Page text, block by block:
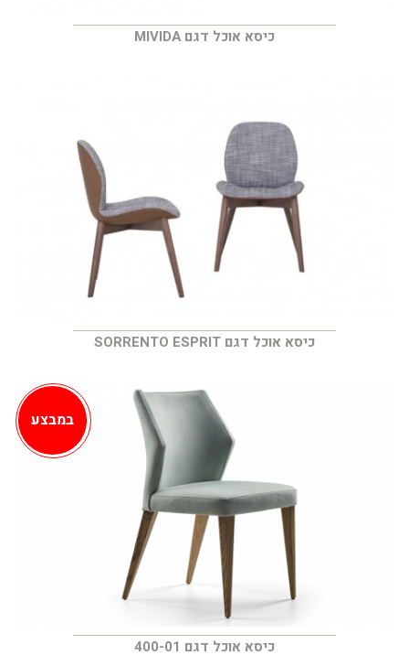
כיסא אוכל דגם MIVIDA
כיסא אוכל דגם SORRENTO ESPRIT
במבצע
כיסא אוכל דגם 400-01